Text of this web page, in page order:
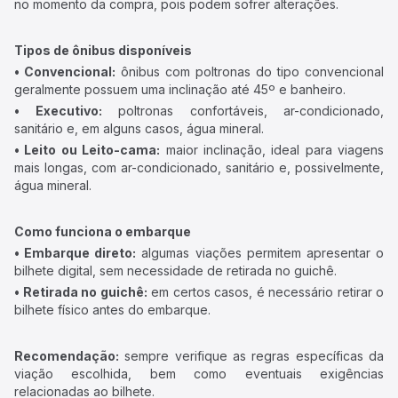
no momento da compra, pois podem sofrer alterações.
Tipos de ônibus disponíveis
• Convencional: ônibus com poltronas do tipo convencional
geralmente possuem uma inclinação até 45º e banheiro.
• Executivo: poltronas confortáveis, ar-condicionado,
sanitário e, em alguns casos, água mineral.
• Leito ou Leito-cama: maior inclinação, ideal para viagens
mais longas, com ar-condicionado, sanitário e, possivelmente,
água mineral.
Como funciona o embarque
• Embarque direto: algumas viações permitem apresentar o
bilhete digital, sem necessidade de retirada no guichê.
• Retirada no guichê: em certos casos, é necessário retirar o
bilhete físico antes do embarque.
Recomendação: sempre verifique as regras específicas da
viação escolhida, bem como eventuais exigências
relacionadas ao bilhete.